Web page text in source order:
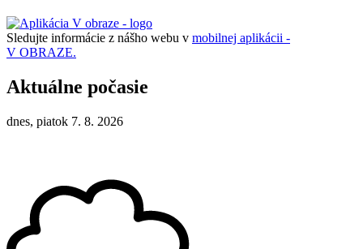
Sledujte informácie z nášho webu v mobilnej aplikácii -
V OBRAZE.
Aktuálne počasie
dnes, piatok 7. 8. 2026